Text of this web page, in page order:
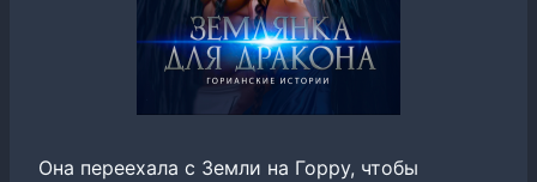
Она переехала с Земли на Горру, чтобы